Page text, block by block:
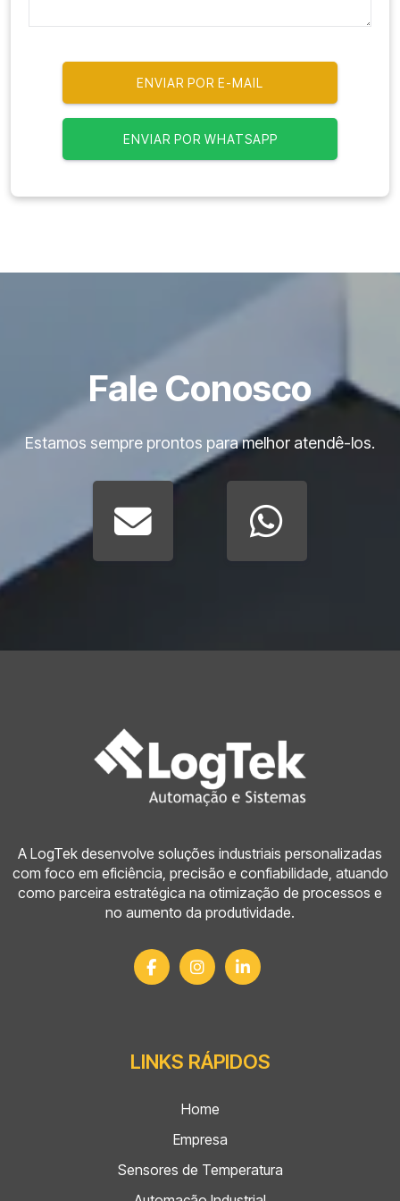
operacionais específicas. Não se trata apenas de atender
operação.
Fatores relevantes incluem grau de proteção, tipo de
atmosfera presente, potência dos motores e necessidade
de automação. Um dimensionamento inadequado pode
comprometer tanto a segurança quanto o desempenho do
A escolha correta de um painel elétrico a prova de
configuração ideal para sua operação.
Qual é a diferença entre painel comum e painel a
prova de explosão?
O modelo a prova de explosão possui կառուցção
específica para conter ignições internas, sendo
O painel elétrico a prova de explosão exige
manutenção frequente?
É possível integrar automação nesse tipo de
Quais normas regulamentam esses
equipamentos?
ENVIAR POR E-MAIL
ENVIAR POR WHATSAPP
Fale Conosco
Estamos sempre prontos para melhor atendê-los.
A LogTek desenvolve soluções industriais personalizadas
com foco em eficiência, precisão e confiabilidade, atuando
como parceira estratégica na otimização de processos e
no aumento da produtividade.
LINKS RÁPIDOS
Home
Empresa
Sensores de Temperatura